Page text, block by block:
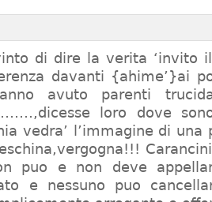
di dire la verita ‘invito
davanti {ahime’}ai
avuto parenti
loro dove
vedra’ l’immagine di una
puo e non deve
e nessuno puo